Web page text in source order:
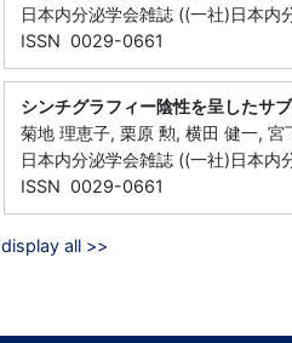
日本内分泌学会雑誌 ((一社)日本
ISSN 0029-0661
シンチグラフィー陰性を呈したサ
菊地 理恵子, 栗原 勲, 横田 健一,
日本内分泌学会雑誌 ((一社)日本
ISSN 0029-0661
display all >>